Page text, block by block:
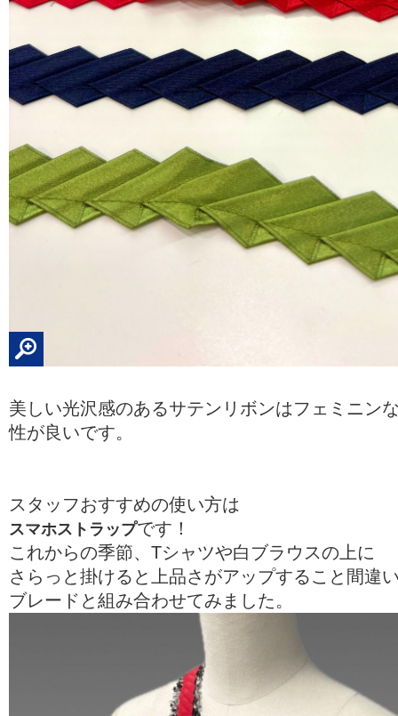
美しい光沢感のあるサテンリボンはフェミニン
性が良いです。
スタッフおすすめの使い方は
スマホストラップです！
これからの季節、Tシャツや白ブラウスの上に
さらっと掛けると上品さがアップすること間違
ブレードと組み合わせてみました。